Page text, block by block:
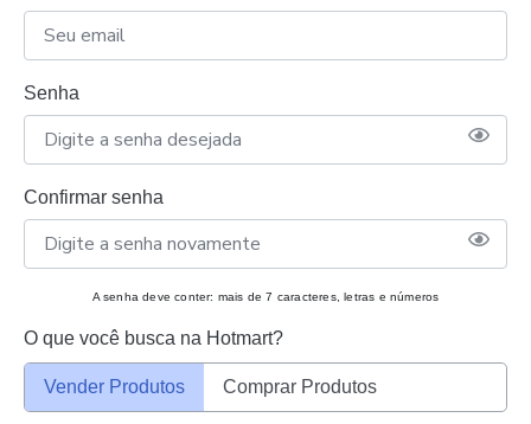
Senha
Confirmar senha
A senha deve conter: mais de 7 caracteres, letras e números
O que você busca na Hotmart?
Vender Produtos Comprar Produtos